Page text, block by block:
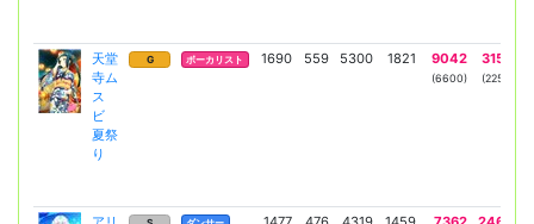
天堂
寺ム
ス
ビ
夏祭
り
G ボーカリスト 1690 559 5300 1821 9042
(6600)
3150
(2250)